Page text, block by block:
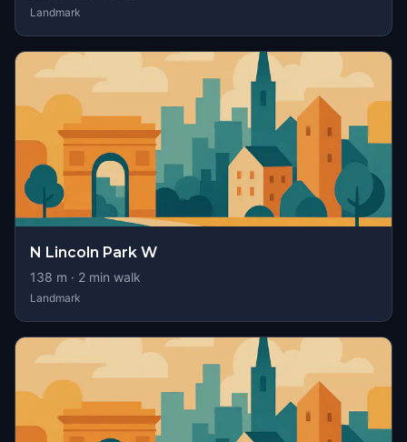
Landmark
N Lincoln Park W
138 m · 2 min walk
Landmark